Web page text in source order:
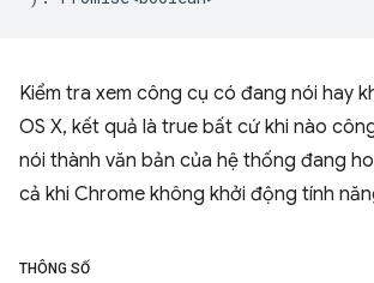
Kiểm tra xem công cụ có đang nói hay
OS X, kết quả là true bất cứ khi nào
nói thành văn bản của hệ thống đang
cả khi Chrome không khởi động tính
THÔNG SỐ